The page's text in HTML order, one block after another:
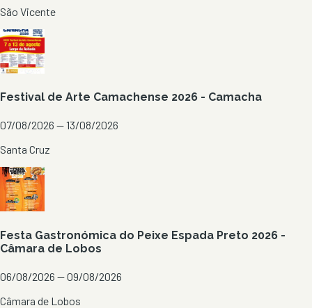
São Vicente
Festival de Arte Camachense 2026 - Camacha
07/08/2026 — 13/08/2026
Santa Cruz
Festa Gastronómica do Peixe Espada Preto 2026 -
Câmara de Lobos
06/08/2026 — 09/08/2026
Câmara de Lobos